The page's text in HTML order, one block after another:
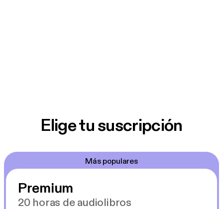
Elige tu suscripción
Más populares
Premium
20 horas de audiolibros